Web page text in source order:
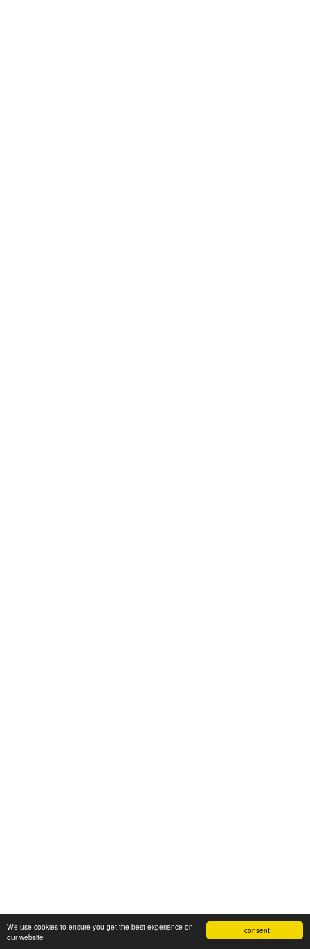
I consent
We use cookies to ensure you get the best experience on
our website